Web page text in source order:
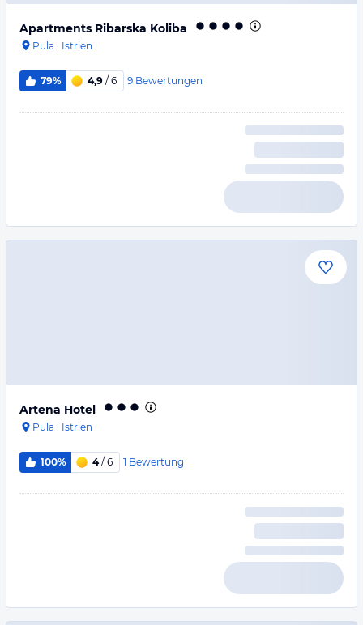
Apartments Ribarska Koliba
Pula · Istrien
79% 4,9 / 6 9 Bewertungen
Artena Hotel
Pula · Istrien
100% 4/ 6 1 Bewertung